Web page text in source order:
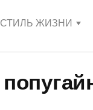
СТИЛЬ ЖИЗНИ